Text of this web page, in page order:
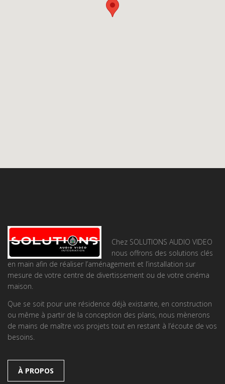
Chez SOLUTIONS AUDIO VIDEO
nous offrons des solutions clés
en main afin de réaliser l’aménagement et l’installation sur
mesure de votre centre de divertissement ou de votre cinéma
maison.
Que se soit pour une résidence déjà existante, en construction
ou même à partir de la conception des plans, nous mènerons
de mains de maître vos projets tout en restant à l’écoute de vos
besoins.
À PROPOS